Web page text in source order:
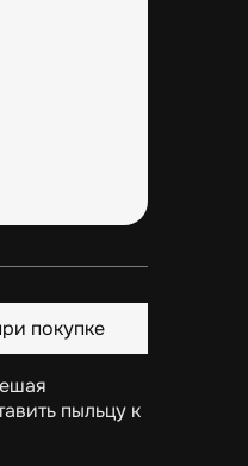
покупке
пыльцу к